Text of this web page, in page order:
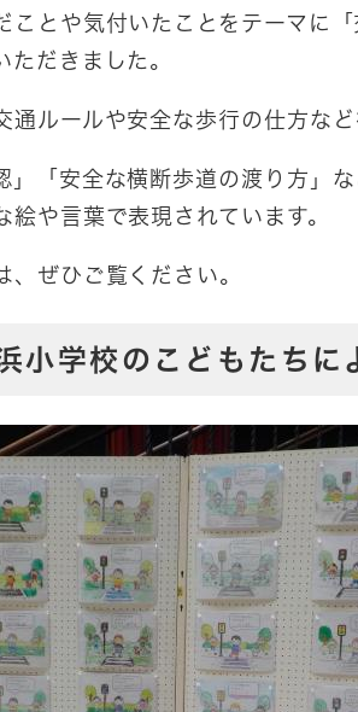
ことや気付いたことをテーマに
ただきました。
通ルールや安全な歩行の仕方など
」「安全な横断歩道の渡り方」
絵や言葉で表現されています。
、ぜひご覧ください。
小学校のこどもたちに